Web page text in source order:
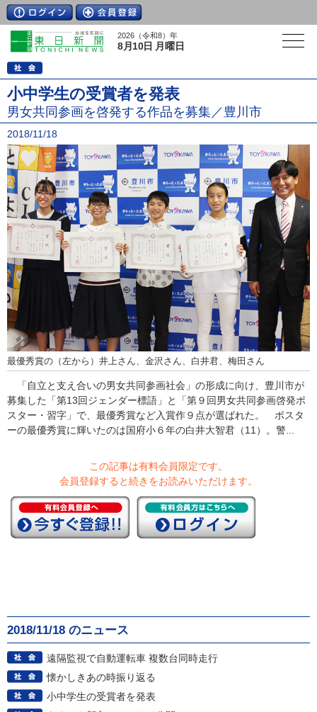
2026（令和8）年
8月10日 月曜日
小中学生の受賞者を発表
男女共同参画を啓発する作品を募集／豊川市
2018/11/18
最優秀賞の（左から）井上さん、金沢さん、白井君、梅田さん
「自立と支え合いの男女共同参画社会」の形成に向け、豊川市が
募集した「第13回ジェンダー標語」と「第９回男女共同参画啓発ポ
スター・習字」で、最優秀賞など入賞作９点が選ばれた。 ポスタ
ーの最優秀賞に輝いたのは国府小６年の白井大智君（11）。警...
この記事は有料会員限定です。
会員登録すると続きをお読みいただけます。
2018/11/18 のニュース
遠隔監視で自動運転車 複数台同時走行
懐かしきあの時振り返る
小中学生の受賞者を発表